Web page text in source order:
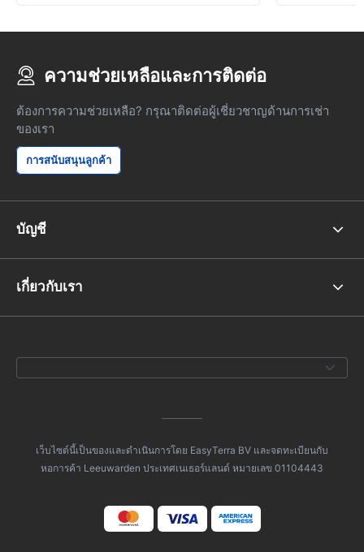
ความช่วยเหลือและการติดต่อ
ต้องการความช่วยเหลือ? กรุณาติดต่อผู้เชี่ยวชาญด้านการเช่า
ของเรา
การสนับสนุนลูกค้า
บัญชี
เกี่ยวกับเรา
เว็บไซต์นี้เป็นของและดำเนินการโดย EasyTerra BV และจดทะเบียนกับ
หอการค้า Leeuwarden ประเทศเนเธอร์แลนด์ หมายเลข 01104443